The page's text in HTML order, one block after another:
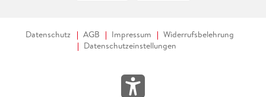
Datenschutz AGB Impressum
Widerrufsbelehrung
Datenschutzeinstellungen